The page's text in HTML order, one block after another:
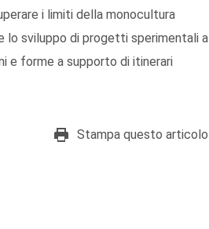
i limiti della monocultura
lo sviluppo di progetti sperimentali a
e forme a supporto di itinerari
Stampa questo articolo